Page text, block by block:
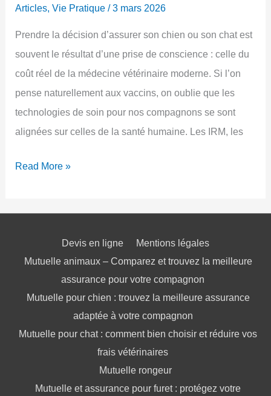
Articles,Vie Pratique /3 mars 2026
Prendre la décision d’assurer son chien ou son chat est
souvent le résultat d’une prise de conscience : celle du
coût réel de la médecine vétérinaire moderne. Si l’on
pense naturellement aux vaccins, on oublie que les
technologies de soin pour nos compagnons se sont
alignées sur celles de la santé humaine. Les IRM, les
Assurance
protections
elles
Read More »
Devis en ligne
Mentions légales
Mutuelle animaux – Comparez et trouvez la meilleure
assurance pour votre compagnon
Mutuelle pour chien : trouvez la meilleure assurance
adaptée à votre compagnon
Mutuelle pour chat : comment bien choisir et réduire vos
frais vétérinaires
Mutuelle rongeur
Mutuelle et assurance pour furet : protégez votre